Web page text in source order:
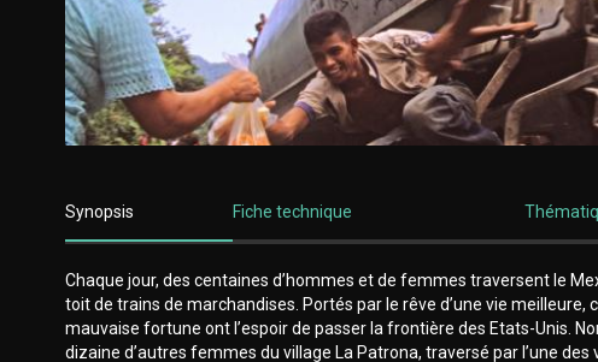
Synopsis Fiche technique
Chaque jour, des centaines d’hommes et de femmes traversent le
toit de trains de marchandises. Portés par le rêve d’une vie meilleure,
mauvaise fortune ont l’espoir de passer la frontière des Etats-Unis.
dizaine d’autres femmes du village La Patrona, traversé par l’une